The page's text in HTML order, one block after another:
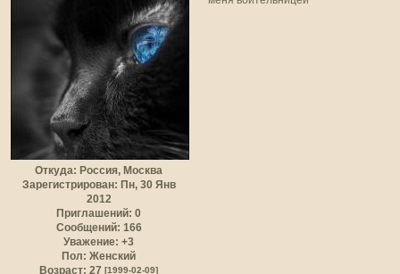
Откуда: Россия, Москва
Зарегистрирован: Пн, 30 Янв
2012
Приглашений: 0
Сообщений: 166
Уважение: +3
Пол: Женский
Возраст: 27[1999-02-09]